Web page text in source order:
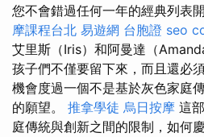
您不會錯過任何一年的經典列表
摩課程台北 易遊網 台胞證 seo
艾里斯（Iris）和阿曼達（
孩子們不僅要留下來，而且還必
機會度過一個不是基於灰色家庭
的願望。 推拿學徒 烏日按摩 這
庭傳統與創新之間的限制，如何